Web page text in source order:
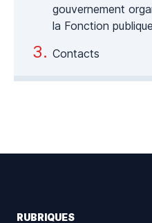
gouvernement
la Fonction publique
Contacts
RUBRIQUES